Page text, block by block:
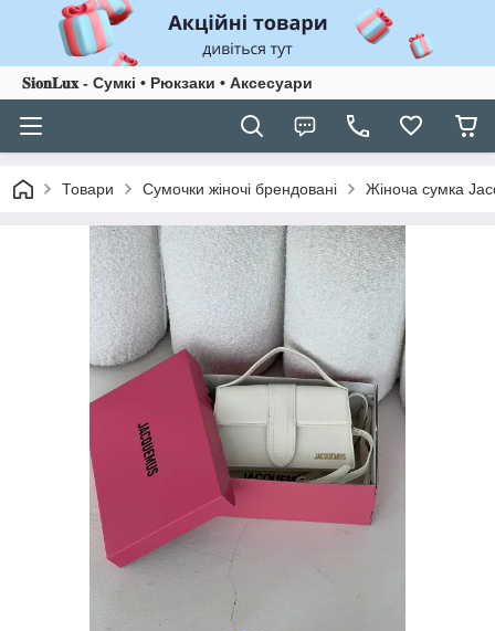
𝐒𝐢𝐨𝐧𝐋𝐮𝐱 - Сумкі • Рюкзаки • Аксесуари
Товари Сумочки жіночі брендовані Жіноча сумка